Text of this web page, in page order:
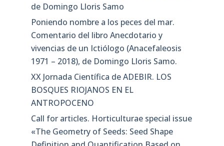
de Domingo Lloris Samo
Poniendo nombre a los peces del mar.
Comentario del libro Anecdotario y
vivencias de un Ictiólogo (Anacefaleosis
1971 – 2018), de Domingo Lloris Samo.
XX Jornada Científica de ADEBIR. LOS
BOSQUES RIOJANOS EN EL
ANTROPOCENO
Call for articles. Horticulturae special issue
«The Geometry of Seeds: Seed Shape